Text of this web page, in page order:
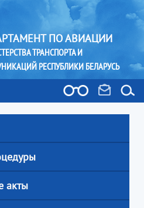
ПО АВИАЦИИ
ТРАНСПОРТА И
РЕСПУБЛИКИ БЕЛАРУСЬ
акты